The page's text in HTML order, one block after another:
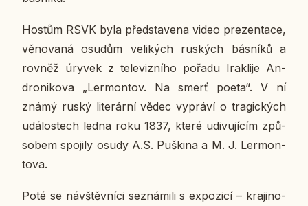
Hostům RSVK byla před­sta­ve­na video pre­zen­ta­ce,
vě­no­va­ná osudům ve­li­kých rus­kých bás­ní­ků a
rovněž úryvek z te­le­viz­ní­ho pořadu Ira­kli­je An­
dro­ni­ko­va „Ler­mon­tov. Na smerť poeta“. V ní
známý ruský li­te­rár­ní vědec vy­prá­ví o tra­gic­kých
udá­los­tech ledna roku 1837, které udi­vu­jí­cím způ­
so­bem spo­ji­ly osudy A.S. Puški­na a M. J. Ler­mon­
to­va.
Poté se ná­vštěv­ní­ci se­zná­mi­li s ex­po­zi­cí – kra­ji­no­